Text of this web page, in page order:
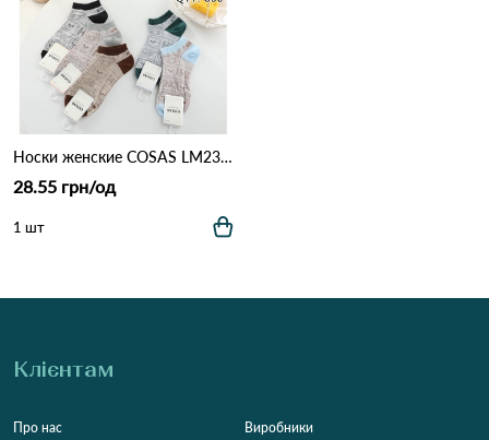
Носки женские COSAS LM23-27 Різні кольори
28.55 грн/од
1 шт
Клієнтам
Про нас Виробники